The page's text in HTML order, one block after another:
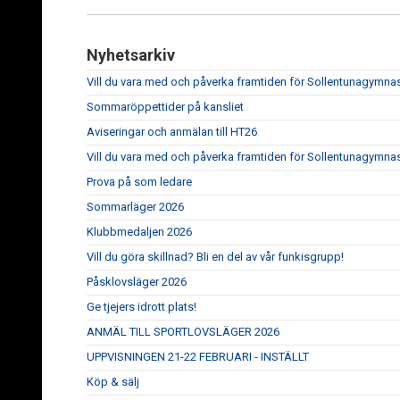
Nyhetsarkiv
Vill du vara med och påverka framtiden för
Sommaröppettider på kansliet
Aviseringar och anmälan till HT26
Vill du vara med och påverka framtiden för
Prova på som ledare
Sommarläger 2026
Klubbmedaljen 2026
Vill du göra skillnad? Bli en del av vår funkisgrupp!
Påsklovsläger 2026
Ge tjejers idrott plats!
ANMÄL TILL SPORTLOVSLÄGER 2026
UPPVISNINGEN 21-22 FEBRUARI - INSTÄLLT
Köp & sälj